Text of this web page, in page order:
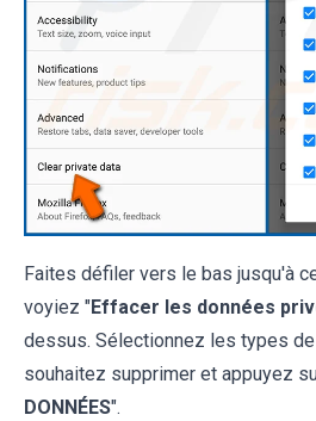
Faites défiler vers le bas jusqu'à
voyiez "Effacer les données
dessus. Sélectionnez les types
souhaitez supprimer et appuyez
DONNÉES".